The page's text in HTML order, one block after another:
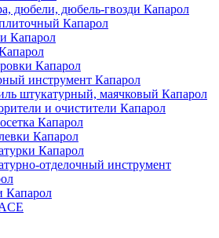
дюбели, дюбель-гвозди Капарол
Капарол
Капарол
Капарол
инструмент Капарол
штукатурный, маячковый Капарол
и очистители Капарол
Капарол
Капарол
Капарол
отделочный инструмент
Капарол